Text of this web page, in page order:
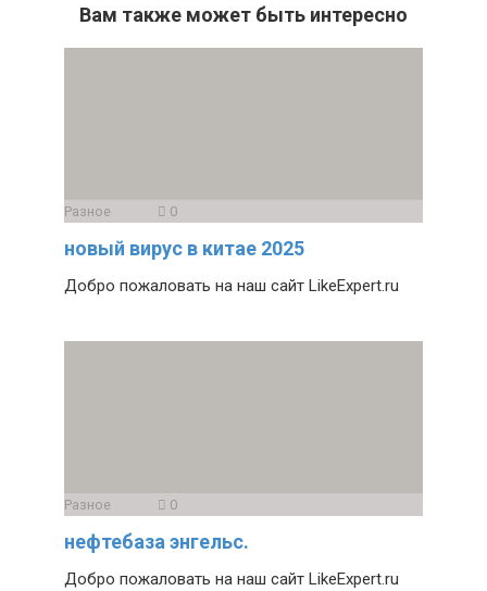
Вам также может быть интересно
Разное 0
новый вирус в китае 2025
Добро пожаловать на наш сайт LikeExpert.ru
Разное 0
нефтебаза энгельс.
Добро пожаловать на наш сайт LikeExpert.ru